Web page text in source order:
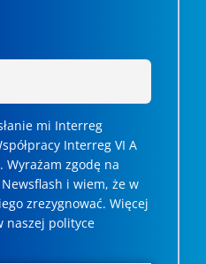
mi Interreg
Interreg VI A
Wyrażam zgodę na
i wiem, że w
zrezygnować. ­­Więcej
naszej polityce